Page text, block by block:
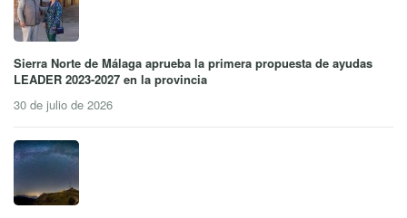
Sierra Norte de Málaga aprueba la primera propuesta de ayudas
LEADER 2023-2027 en la provincia
30 de julio de 2026